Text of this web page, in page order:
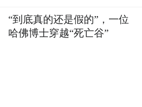
“到底真的还是假的”，一位
哈佛博士穿越“死亡谷”